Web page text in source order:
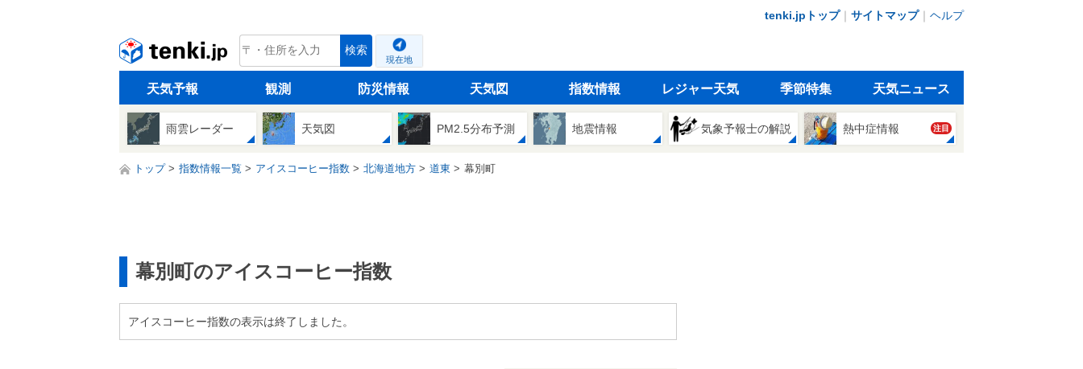
tenki.jpトップ｜ サイトマップ｜ ヘルプ
tenki.jp 検索
現在地
天気予報 観測 防災情報 天気図 指数情報 レジャー天気 季節特集 天気ニュース
雨雲レーダー 天気図 PM2.5分布予測 地震情報 気象予報士の解説 熱中症情報 注目
トップ 指数情報一覧 アイスコーヒー指数 北海道地方 道東 幕別町
幕別町のアイスコーヒー指数
アイスコーヒー指数の表示は終了しました。